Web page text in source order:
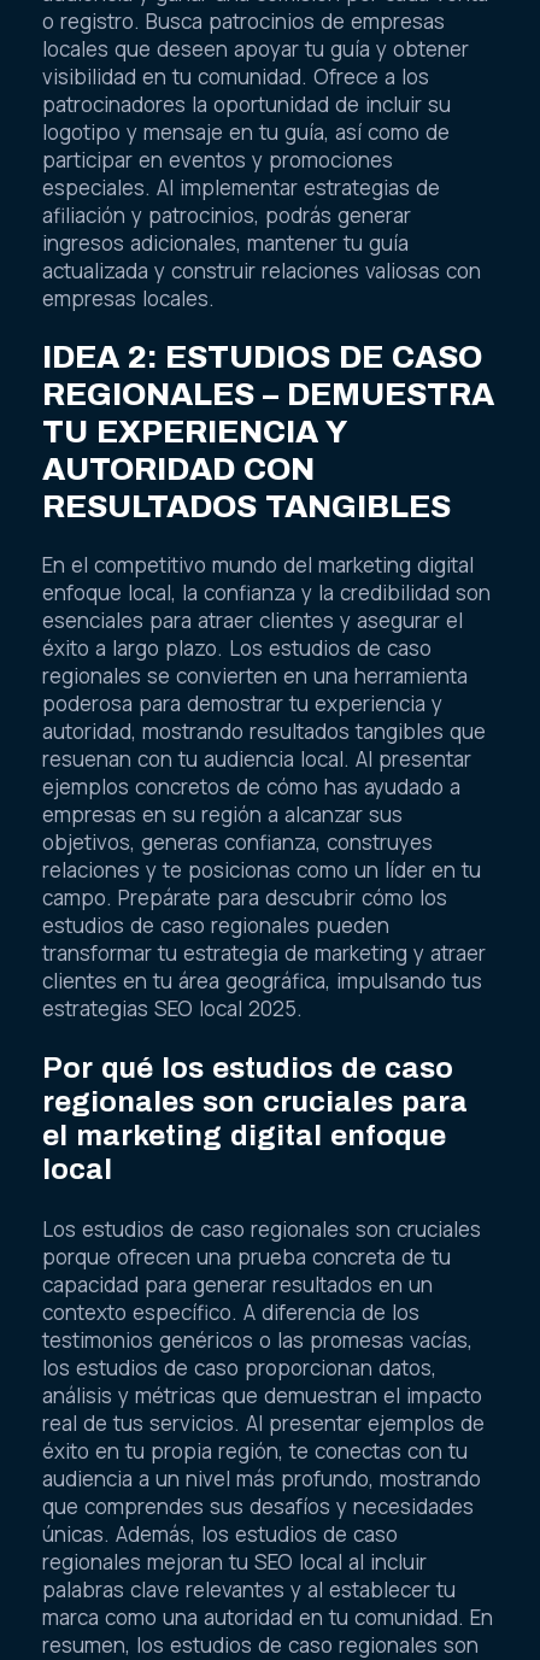
o registro. Busca patrocinios de empresas
locales que deseen apoyar tu guía y obtener
visibilidad en tu comunidad. Ofrece a los
patrocinadores la oportunidad de incluir su
logotipo y mensaje en tu guía, así como de
participar en eventos y promociones
especiales. Al implementar estrategias de
afiliación y patrocinios, podrás generar
ingresos adicionales, mantener tu guía
actualizada y construir relaciones valiosas con
empresas locales.
IDEA 2: ESTUDIOS DE CASO
REGIONALES – DEMUESTRA
TU EXPERIENCIA Y
AUTORIDAD CON
RESULTADOS TANGIBLES
En el competitivo mundo del marketing digital
enfoque local, la confianza y la credibilidad son
esenciales para atraer clientes y asegurar el
éxito a largo plazo. Los estudios de caso
regionales se convierten en una herramienta
poderosa para demostrar tu experiencia y
autoridad, mostrando resultados tangibles que
resuenan con tu audiencia local. Al presentar
ejemplos concretos de cómo has ayudado a
empresas en su región a alcanzar sus
objetivos, generas confianza, construyes
relaciones y te posicionas como un líder en tu
campo. Prepárate para descubrir cómo los
estudios de caso regionales pueden
transformar tu estrategia de marketing y atraer
clientes en tu área geográfica, impulsando tus
estrategias SEO local 2025.
Por qué los estudios de caso
regionales son cruciales para
el marketing digital enfoque
local
Los estudios de caso regionales son cruciales
porque ofrecen una prueba concreta de tu
capacidad para generar resultados en un
contexto específico. A diferencia de los
testimonios genéricos o las promesas vacías,
los estudios de caso proporcionan datos,
análisis y métricas que demuestran el impacto
real de tus servicios. Al presentar ejemplos de
éxito en tu propia región, te conectas con tu
audiencia a un nivel más profundo, mostrando
que comprendes sus desafíos y necesidades
únicas. Además, los estudios de caso
regionales mejoran tu SEO local al incluir
palabras clave relevantes y al establecer tu
marca como una autoridad en tu comunidad. En
resumen, los estudios de caso regionales son